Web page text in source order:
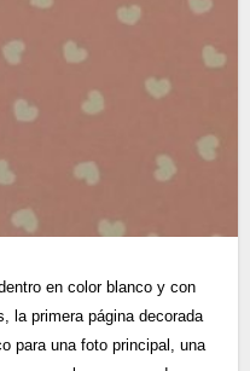
en color blanco y con
la primera página decorada
para una foto principal, una